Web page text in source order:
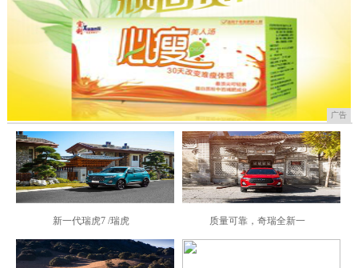
广告
新一代瑞虎7 /瑞虎 质量可靠，奇瑞全新一